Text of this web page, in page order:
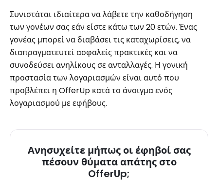
Συνιστάται ιδιαίτερα να λάβετε την καθοδήγηση
των γονέων σας εάν είστε κάτω των 20 ετών. Ένας
γονέας μπορεί να διαβάσει τις καταχωρίσεις, να
διαπραγματευτεί ασφαλείς πρακτικές και να
συνοδεύσει ανηλίκους σε ανταλλαγές. Η γονική
προστασία των λογαριασμών είναι αυτό που
προβλέπει η OfferUp κατά το άνοιγμα ενός
λογαριασμού με εφήβους.
Ανησυχείτε μήπως οι έφηβοί σας
πέσουν θύματα απάτης στο
OfferUp;